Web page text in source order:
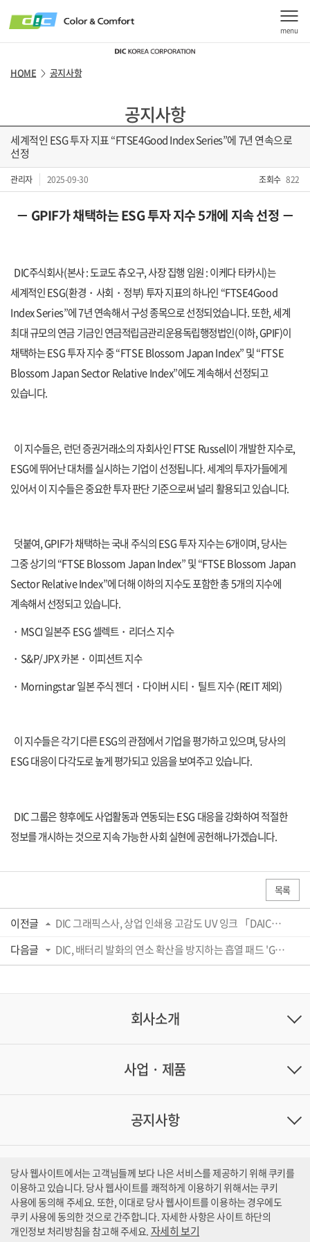
menu
HOME > 공지사항
공지사항
세계적인 ESG 투자 지표 “FTSE4Good Index Series”에 7년 연속으로
선정
관리자 2025-09-30 조회수 822
－ GPIF가 채택하는ESG투자 지수5개에 지속 선정 －
DIC주식회사(본사:도쿄도 츄오구,사장 집행 임원:이케다 타카시)는
세계적인ESG(환경 ・ 사회 ・ 정부)투자 지표의 하나인 “FTSE4Good
Index Series”에7년 연속해서 구성 종목으로 선정되었습니다.또한,세계
최대 규모의 연금 기금인 연금적립금관리운용독립행정법인(이하, GPIF)이
채택하는ESG투자 지수 중“FTSE Blossom Japan Index”및“FTSE
Blossom Japan Sector Relative Index”에도 계속해서 선정되고
있습니다.
이 지수들은, 런던 증권거래소의 자회사인FTSE Russell이 개발한 지수로,
ESG에 뛰어난 대처를 실시하는 기업이 선정됩니다.세계의 투자가들에게
있어서 이 지수들은 중요한 투자 판단 기준으로써 널리 활용되고 있습니다.
덧붙여, GPIF가 채택하는 국내 주식의ESG투자 지수는6개이며,당사는
그중 상기의“FTSE Blossom Japan Index”및“FTSE Blossom Japan
Sector Relative Index”에 더해 이하의 지수도 포함한 총5개의 지수에
계속해서 선정되고 있습니다.
・ MSCI일본주ESG셀렉트・ 리더스 지수
・ S&P/JPX카본・ 이피션트 지수
・ Morningstar일본 주식 젠더 ・ 다이버 시티 ・ 틸트 지수(REIT제외)
이 지수들은 각기 다른ESG의 관점에서 기업을 평가하고 있으며,당사의
ESG대응이 다각도로 높게 평가되고 있음을 보여주고 있습니다.
DIC그룹은 향후에도 사업활동과 연동되는ESG 대응을 강화하여 적절한
정보를 개시하는 것으로 지속 가능한 사회 실현에 공헌해나가겠습니다.
목록
이전글
DIC 그래픽스사, 상업 인쇄용 고감도 UV 잉크 「DAICURE HR PINESTER™」 출시
다음글
DIC, 배터리 발화의 연소 확산을 방지하는 흡열 패드 'GELRAMIC™(게라믹)' 개발
회사소개
사업 · 제품
공지사항
문의처
당사 웹사이트에서는 고객님들께 보다 나은 서비스를 제공하기 위해 쿠키를
이용하고 있습니다. 당사 웹사이트를 쾌적하게 이용하기 위해서는 쿠키
사용에 동의해 주세요. 또한, 이대로 당사 웹사이트를 이용하는 경우에도
쿠키 사용에 동의한 것으로 간주합니다.자세한 사항은 사이트 하단의
개인정보 처리방침을 참고해 주세요. 자세히 보기